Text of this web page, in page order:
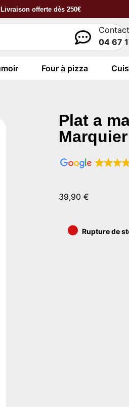
Livraison offerte dès 250€
04 67
Four à pizza
Plat a
Marquier
39,90 €
• Rupture de